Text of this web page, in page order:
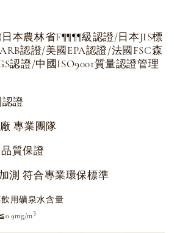
本農林省F¶¶¶¶級認證/日本JIS標
認證/美國EPA認證/法國FSC森
認證/中國ISO9001質量認證管理
證
專業團隊
質保證
測 符合專業環保標準
礦泉水含量
≦0.9mg/m3